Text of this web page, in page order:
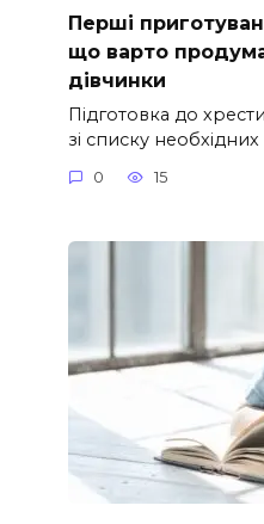
Перші
що варто
дівчинки
Підготовка до
зі списку необхідних
0 15